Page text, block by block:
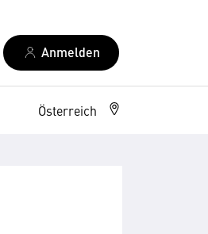
Anmelden
Österreich